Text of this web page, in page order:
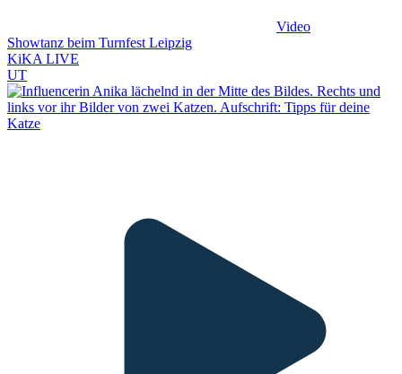
Video
Showtanz beim Turnfest Leipzig
KiKA LIVE
UT